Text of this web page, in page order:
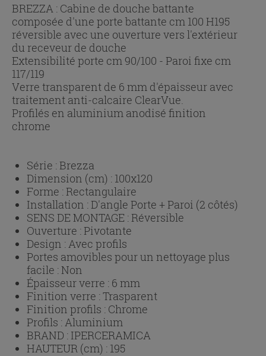
BREZZA : Cabine de douche battante
composée d'une porte battante cm 100 H195
réversible avec une ouverture vers l'extérieur
du receveur de douche
Extensibilité porte cm 90/100 - Paroi fixe cm
117/119
Verre transparent de 6 mm d'épaisseur avec
traitement anti-calcaire ClearVue.
Profilés en aluminium anodisé finition
chrome
Série :Brezza
Dimension (cm) : 100x120
Forme :Rectangulaire
Installation :D'angle Porte + Paroi (2 côtés)
SENS DE MONTAGE :Réversible
Ouverture :Pivotante
Design : Avec profils
Portes amovibles pour un nettoyage plus
facile :Non
Épaisseur verre : 6 mm
Finition verre :Trasparent
Finition profils : Chrome
Profils : Aluminium
BRAND : IPERCERAMICA
HAUTEUR (cm) : 195